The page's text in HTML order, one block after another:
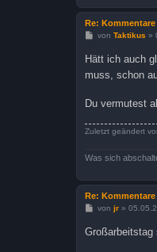
Re:
B
i
t
r
von Taktikus »
Hätt ich auch
muss, schon
Du vermutest
Zuletzt geändert
Was sich
Re:
B
t
von jr»
Großarbeitstag